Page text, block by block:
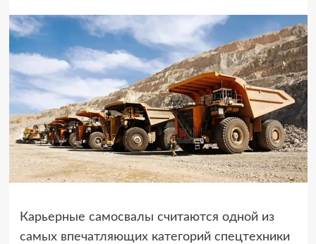
Карьерные самосвалы считаются одной из
самых впечатляющих категорий спецтехники